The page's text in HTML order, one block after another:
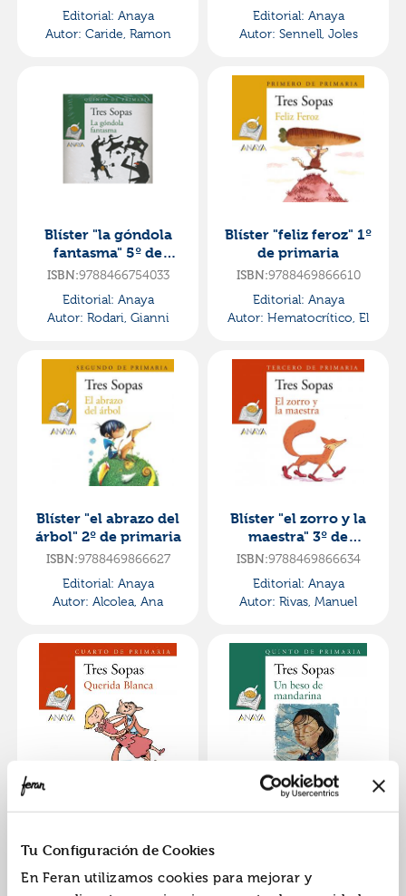
Tu Configuración de Cookies
En Feran utilizamos cookies para mejorar y
Editorial: Anaya
Autor: Caride, Ramon
Editorial: Anaya
Autor: Sennell, Joles
Blíster "la góndola
fantasma" 5º de
primaria
ISBN:9788466754033
Editorial: Anaya
Autor: Rodari, Gianni
Blíster "feliz feroz" 1º
de primaria
ISBN:9788469866610
Editorial: Anaya
Autor: Hematocrítico, El
Blíster "el abrazo del
árbol" 2º de primaria
ISBN:9788469866627
Editorial: Anaya
Autor: Alcolea, Ana
Blíster "el zorro y la
maestra" 3º de
primaria
ISBN:9788469866634
Editorial: Anaya
Autor: Rivas, Manuel
ISBN:9788469866641
Autor:Cano, Carles
Blíster "un beso de
Autor:Canal, Eulalia